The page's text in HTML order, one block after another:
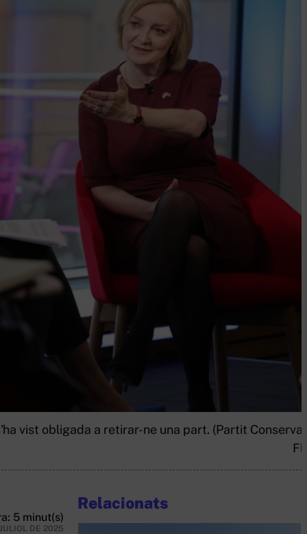
vist obligada a retirar-ne una part. (Partit
5 minut(s)
DE 2025
Relacionats